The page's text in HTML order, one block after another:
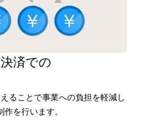
済での
ることで事業への負担を軽減し
を行います。